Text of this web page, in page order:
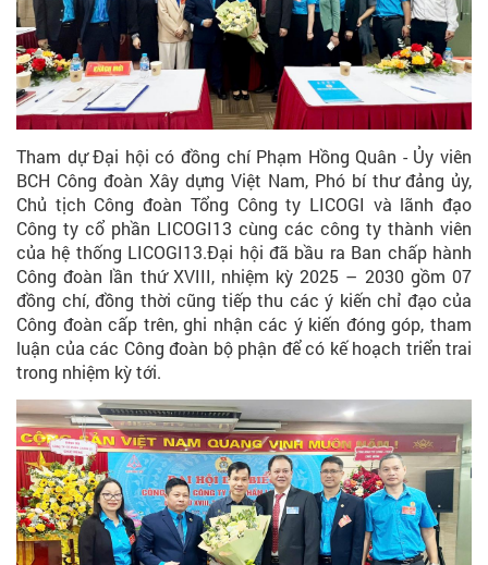
Tham dự Đại hội có đồng chí Phạm Hồng Quân - Ủy viên
BCH Công đoàn Xây dựng Việt Nam, Phó bí thư đảng ủy,
Chủ tịch Công đoàn Tổng Công ty LICOGI và lãnh đạo
Công ty cổ phần LICOGI13 cùng các công ty thành viên
của hệ thống LICOGI13.Đại hội đã bầu ra Ban chấp hành
Công đoàn lần thứ XVIII, nhiệm kỳ 2025 – 2030 gồm 07
đồng chí, đồng thời cũng tiếp thu các ý kiến chỉ đạo của
Công đoàn cấp trên, ghi nhận các ý kiến đóng góp, tham
luận của các Công đoàn bộ phận để có kế hoạch triển trai
trong nhiệm kỳ tới.